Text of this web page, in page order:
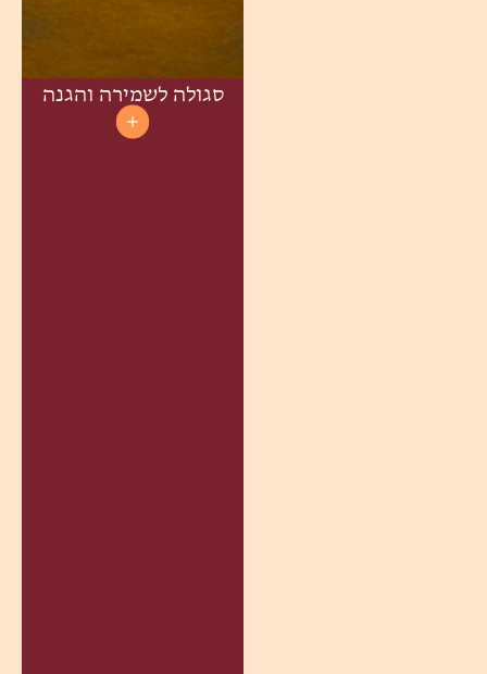
סגולה לשמירה והגנה